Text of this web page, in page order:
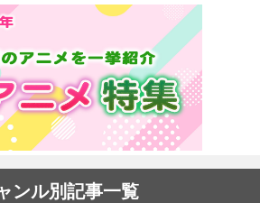
ンル別記事一覧